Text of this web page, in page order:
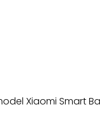
Xiaomi Smart